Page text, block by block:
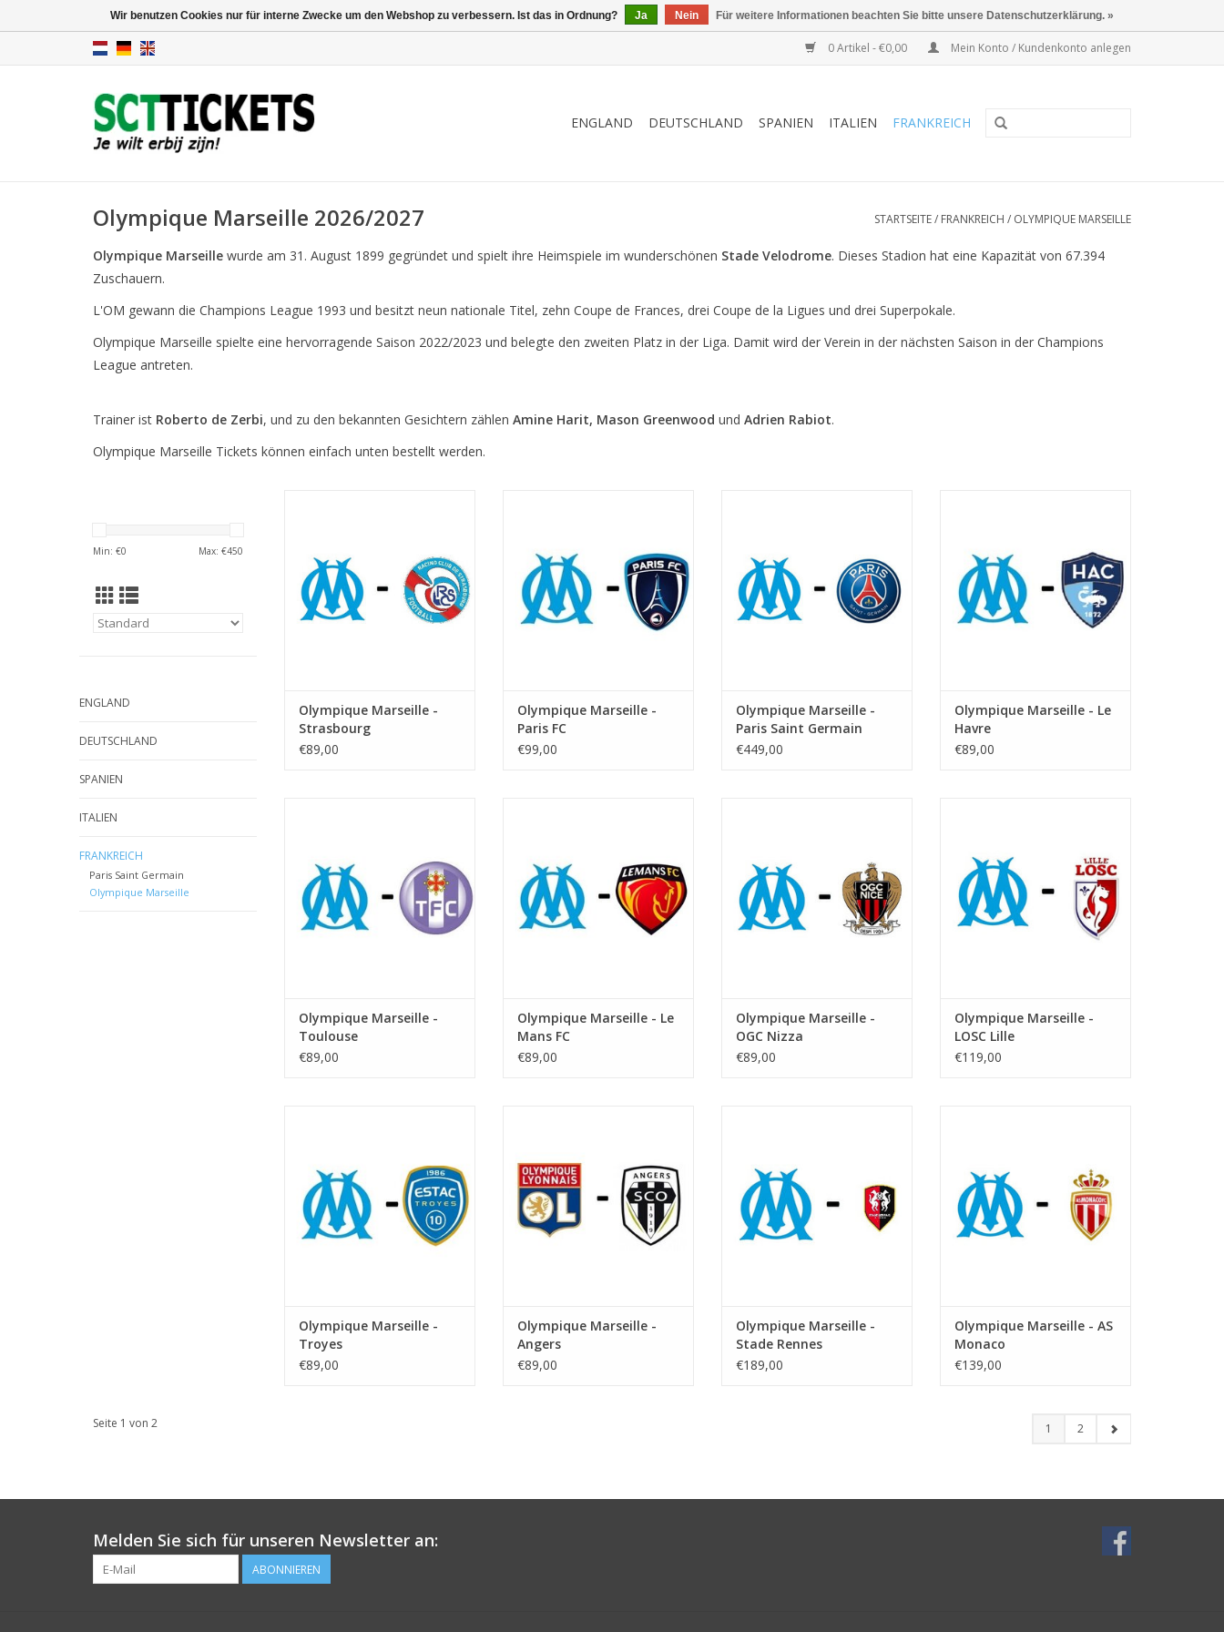
0 Artikel - €0,00 Mein Konto / Kundenkonto anlegen
ENGLAND DEUTSCHLAND SPANIEN ITALIEN FRANKREICH
Olympique Marseille 2026/2027 STARTSEITE/ FRANKREICH / OLYMPIQUE MARSEILLE
Olympique Marseille wurde am 31. August 1899 gegründet und spielt ihre Heimspiele im wunderschönen Stade Velodrome. Dieses Stadion hat eine Kapazität von 67.394
Zuschauern.
L'OM gewann die Champions League 1993 und besitzt neun nationale Titel, zehn Coupe de Frances, drei Coupe de la Ligues und drei Superpokale.
Olympique Marseille spielte eine hervorragende Saison 2022/2023 und belegte den zweiten Platz in der Liga. Damit wird der Verein in der nächsten Saison in der Champions
League antreten.
Trainer ist Roberto de Zerbi, und zu den bekannten Gesichtern zählen Amine Harit, Mason Greenwood und Adrien Rabiot.
Olympique Marseille Tickets können einfach unten bestellt werden.
Min: €0 Max: €450
ENGLAND
DEUTSCHLAND
SPANIEN
ITALIEN
FRANKREICH
Paris Saint Germain
Olympique Marseille
ZUM WARENKORB HINZUFÜGEN
Olympique Marseille -
Strasbourg
€89,00
Stadt: Marseille
ZUM WARENKORB HINZUFÜGEN
Olympique Marseille -
Paris FC
€99,00
Stadt: Marseille
ZUM WARENKORB HINZUFÜGEN
Olympique Marseille -
Paris Saint Germain
€449,00
Stadt: Marseille
ZUM WARENKORB HINZUFÜGEN
Olympique Marseille - Le
Havre
€89,00
Stadt: Marseille
ZUM WARENKORB HINZUFÜGEN
Olympique Marseille -
Toulouse
€89,00
Stadt: Marseille
ZUM WARENKORB HINZUFÜGEN
Olympique Marseille - Le
Mans FC
€89,00
Stadt: Marseille
ZUM WARENKORB HINZUFÜGEN
Olympique Marseille -
OGC Nizza
€89,00
Stadt: Marseille
ZUM WARENKORB HINZUFÜGEN
Olympique Marseille -
LOSC Lille
€119,00
Stadt: Marseille
ZUM WARENKORB HINZUFÜGEN
Olympique Marseille -
Troyes
€89,00
Stadt: Marseille
ZUM WARENKORB HINZUFÜGEN
Olympique Marseille -
Angers
€89,00
Stadt: Marseille
ZUM WARENKORB HINZUFÜGEN
Olympique Marseille -
Stade Rennes
€189,00
Stadt: Marseille
ZUM WARENKORB HINZUFÜGEN
Olympique Marseille - AS
Monaco
€139,00
Seite 1 von 2 1 2
Melden Sie sich für unseren Newsletter an:
ABONNIEREN
Wir benutzen Cookies nur für interne Zwecke um den Webshop zu verbessern. Ist das in Ordnung? Ja Nein Für weitere Informationen beachten Sie bitte unsere Datenschutzerklärung. »